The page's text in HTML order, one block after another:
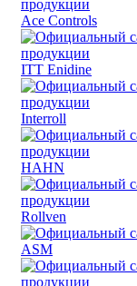
Ace Controls
ITT Enidine
Interroll
HAHN
Rollven
ASM